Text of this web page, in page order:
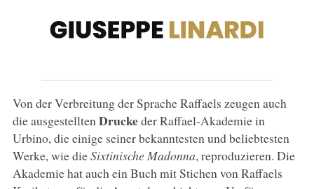
Von der Verbreitung der Sprache Raffaels zeugen auch
die ausgestellten Druckeder Raffael-Akademie in
Urbino, die einige seiner bekanntesten und beliebtesten
Werke, wie dieSixtinische Madonna, reproduzieren. Die
Akademie hat auch ein Buch mit Stichen von Raffaels